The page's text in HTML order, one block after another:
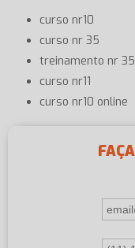
curso nr10
curso nr 35
treinamento nr 35
curso nr11
curso nr10 online